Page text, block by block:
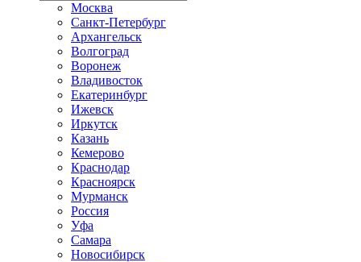
Москва
Санкт-Петербург
Архангельск
Волгоград
Воронеж
Владивосток
Екатеринбург
Ижевск
Иркутск
Казань
Кемерово
Краснодар
Красноярск
Мурманск
Россия
Уфа
Самара
Новосибирск